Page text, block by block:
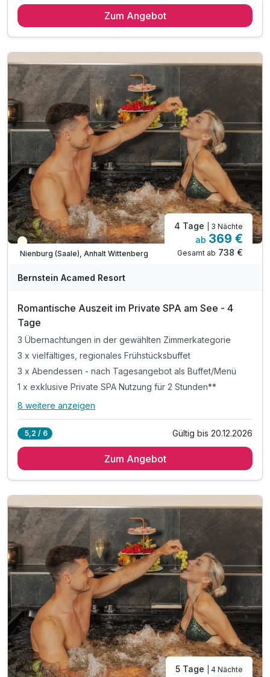
4 x Frühstück vom ausgewogenen Schlemmerbuffet
1 x Begrüßungscocktail
1 x Bernstein-Souvenir als Abschiedsgeschenk
1 x Wellnesstasche mit Bademantel und Saunatuch
inkl. Zugang zum Wellnessbereich „Salzkristall“
inkl. vielfältige Saunalandschaft & Dampfbad
inkl. beheizter Außenpool (ganzjährig)
inkl. Nutzung der Minigolfanlage
inkl. Nutzung der Spiel- und Leseecke
Zum Angebot
WAR
202
Teilweise ausgelastet
Nienburg (Saale), Anhalt Wittenberg
4 Tage | 3 Nächte
ab 369 €
Gesamt ab 738 €
Bernstein Acamed Resort
Romantische Auszeit im Private SPA am See - 4
Tage
3 Übernachtungen in der gewählten Zimmerkategorie
3 x vielfältiges, regionales Frühstücksbuffet
3 x Abendessen - nach Tagesangebot als Buffet/Menü
1 x exklusive Private SPA Nutzung für 2 Stunden**
Alle Inklusivleistungen
3 x vielfältiges, regionales Frühstücksbuffet
1 x Flasche Prosecco im SPA für prickelnde Momente
1 x Flasche Sekt & Pralinen auf dem Zimmer
3 x reichhaltiges Mittagsbuffet
3 x genüssliche Kaffee- und Kuchenzeit
1 x kleines Bernstein-Souvenir pro Zimmer
1 x Wellnesstasche: Bademantel und Saunatuch
inkl. Zugang zum Wellnessbereich „Salzkristall“
inkl. Saunalandschaft & beheizter Außenpool
8 weitere anzeigen
5,2 / 6 Gültig bis 20.12.2026
Zum Angebot
5 Tage | 4 Nächte